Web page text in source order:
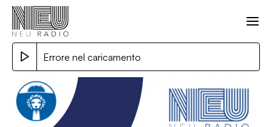
Errore nel caricamento